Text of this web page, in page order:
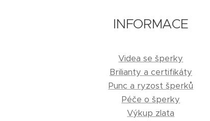
INFORMACE
Videa se šperky
Brilianty a certifikáty
Punc a ryzost šperků
Péče o šperky
Výkup zlata